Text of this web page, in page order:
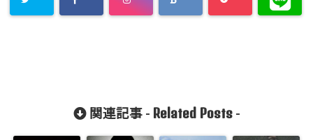
関連記事 - Related Posts-